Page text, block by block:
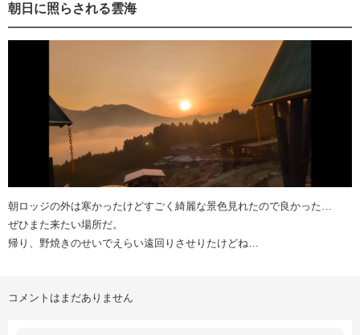
朝日に照らされる雲海
朝ロッジの外は寒かったけどすごく綺麗な景色見れたので良かった…
ぜひまた来たい場所だ。
帰り、野焼きのせいでえらい遠回りさせりたけどね…
コメントはまだありません